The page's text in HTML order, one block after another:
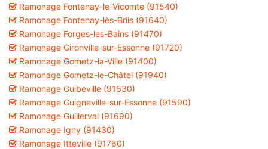
Ramonage Fontenay-le-Vicomte (91540)
Ramonage Fontenay-lès-Briis (91640)
Ramonage Forges-les-Bains (91470)
Ramonage Gironville-sur-Essonne (91720)
Ramonage Gometz-la-Ville (91400)
Ramonage Gometz-le-Châtel (91940)
Ramonage Guibeville (91630)
Ramonage Guigneville-sur-Essonne (91590)
Ramonage Guillerval (91690)
Ramonage Igny (91430)
Ramonage Itteville (91760)